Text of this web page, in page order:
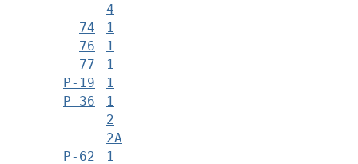
4
74
1
76
1
77
1
Р-19
1
Р-36
1
2
2А
Р-62
1